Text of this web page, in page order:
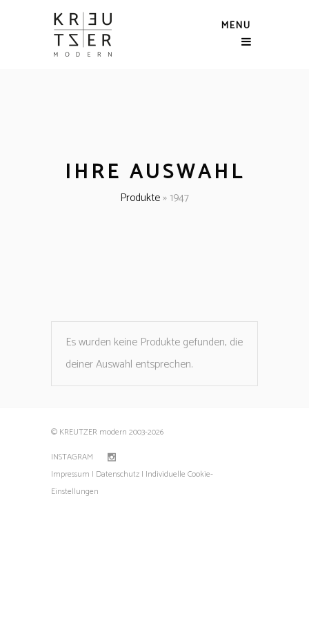
MENU
IHRE AUSWAHL
Produkte»1947
Es wurden keine Produkte gefunden, die
deiner Auswahl entsprechen.
© KREUTZER modern 2003-2026
INSTAGRAM
Impressum | Datenschutz | Individuelle Cookie-
Einstellungen